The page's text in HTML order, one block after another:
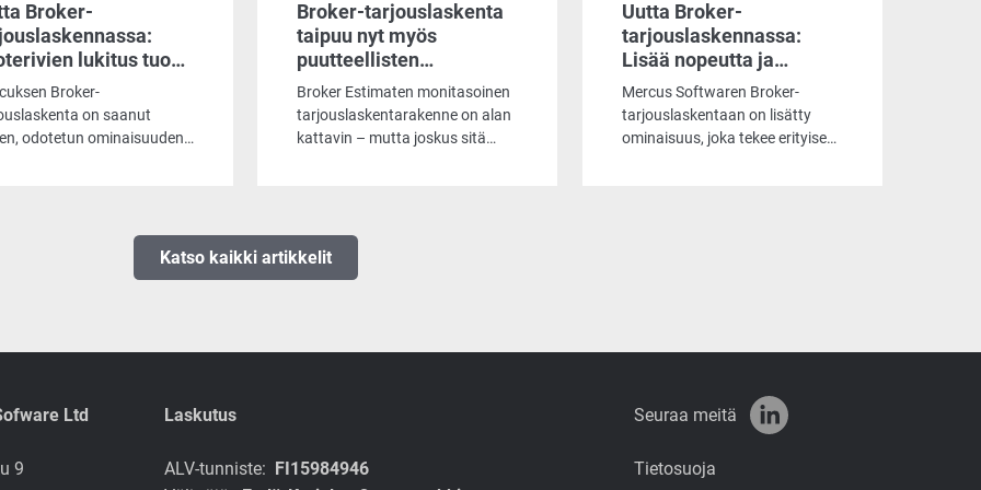
Broker-
lukitus tuo
tarjousten
Broker-
on saanut
odotetun ominaisuuden.
silloinkin, kun
Broker-tarjouslaskenta
taipuu nyt myös
puutteellisten
järjestelmien
vaatimuksiin
Broker Estimaten monitasoinen
tarjouslaskentarakenne on alan
kattavin – mutta joskus sitä
Uutta Broker-
tarjouslaskennassa:
Lisää nopeutta ja
hallittavuutta
massiivisten tarjousten
työstämiseen
Mercus Softwaren Broker-
tarjouslaskentaan on lisätty
ominaisuus, joka tekee erityisesti
Katso kaikki artikkelit
Ltd
9
Laskutus
ALV-tunniste: FI15984946
Seuraa meitä
Tietosuoja